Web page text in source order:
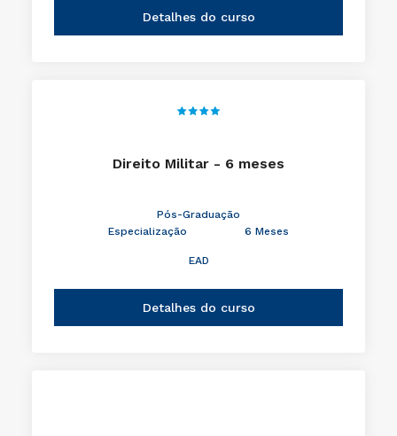
Detalhes do curso
Direito Militar - 6 meses
Pós-Graduação
Especialização
6 Meses
EAD
Detalhes do curso